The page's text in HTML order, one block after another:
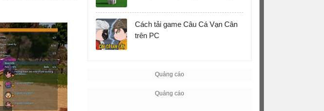
Cách tải game Câu Cá Vạn Cân
trên PC